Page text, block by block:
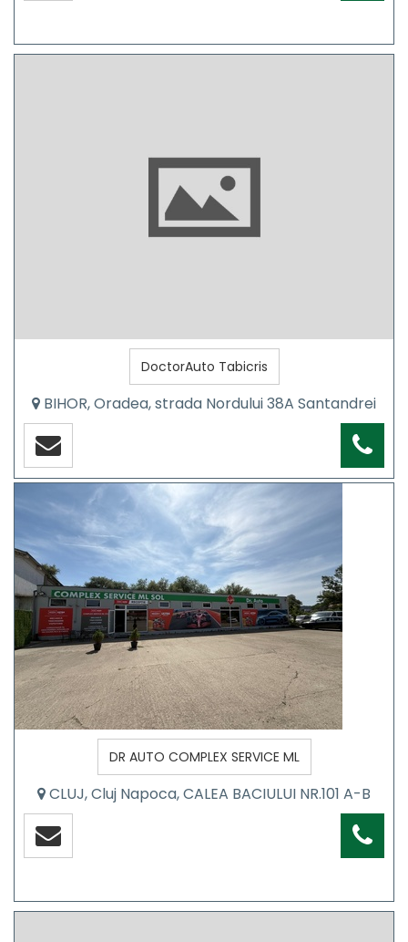
DoctorAuto Tabicris
BIHOR, Oradea, strada Nordului 38A Santandrei
DR AUTO COMPLEX SERVICE ML
CLUJ, Cluj Napoca, CALEA BACIULUI NR.101 A-B